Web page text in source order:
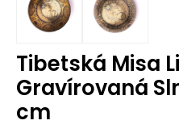
Tibetská Misa
Gravírovaná
cm